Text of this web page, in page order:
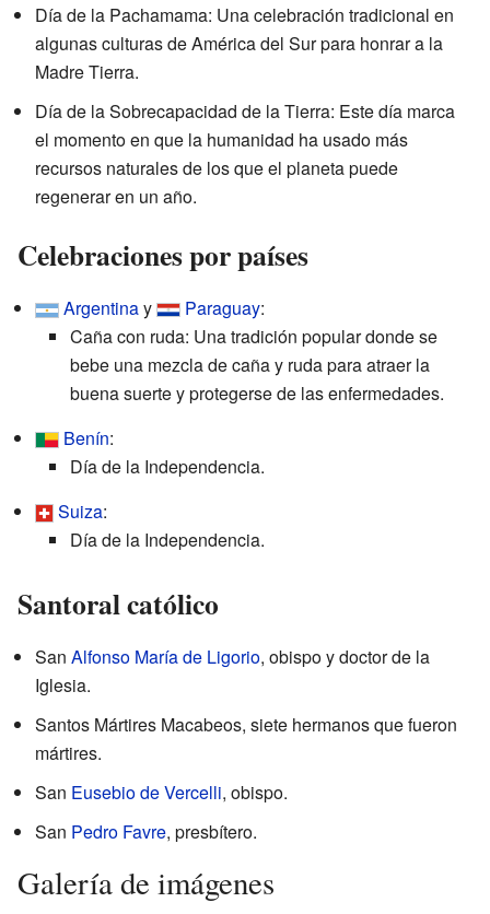
Día de la Pachamama: Una celebración tradicional en
algunas culturas de América del Sur para honrar a la
Madre Tierra.
Día de la Sobrecapacidad de la Tierra: Este día marca
el momento en que la humanidad ha usado más
recursos naturales de los que el planeta puede
regenerar en un año.
Celebraciones por países
Argentinay Paraguay:
Caña con ruda: Una tradición popular donde se
bebe una mezcla de caña y ruda para atraer la
buena suerte y protegerse de las enfermedades.
Benín:
Día de la Independencia.
Suiza:
Día de la Independencia.
Santoral católico
San Alfonso María de Ligorio, obispo y doctor de la
Iglesia.
Santos Mártires Macabeos, siete hermanos que fueron
mártires.
San Eusebio de Vercelli, obispo.
San Pedro Favre, presbítero.
Galería de imágenes